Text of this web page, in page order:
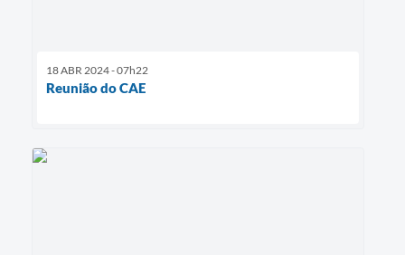
18 ABR 2024 - 07h22
Reunião do CAE